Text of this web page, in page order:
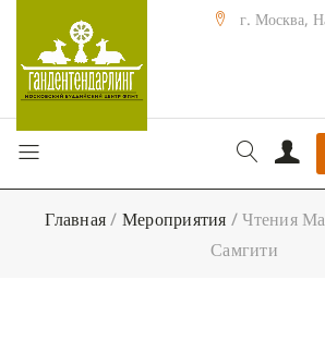
г. Москва,
Главная/ Мероприятия /Чтения
Самгити